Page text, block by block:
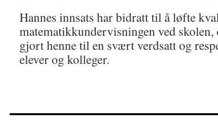
Hannes innsats har bidratt til å løfte
matematikkundervisningen ved skolen,
gjort henne til en svært verdsatt og
elever og kolleger.